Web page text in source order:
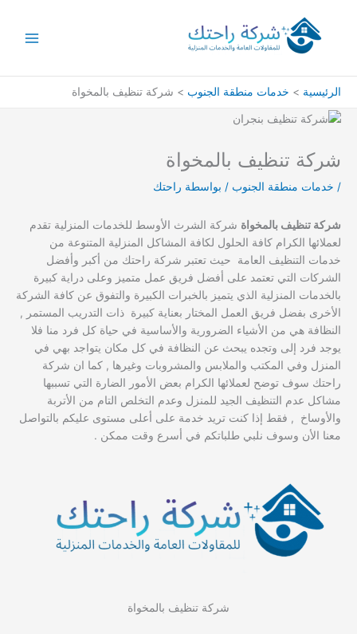
المحتوى
الرئيسية خدمات منطقة الجنوب شركة تنظيف بالمخواة
شركة تنظيف بالمخواة
/ خدمات منطقة الجنوب / بواسطة راحتك
شركة تنظيف بالمخواة شركة الشرث الأوسط للخدمات المنزلية تقدم
لعملائها الكرام كافة الحلول لكافة المشاكل المنزلية المتنوعة من
خدمات التنظيف العامة حيث تعتبر شركة راحتك من أكبر وأفضل
الشركات التي تعتمد على أفضل فريق عمل متميز وعلى دراية كبيرة
بالخدمات المنزلية الذي يتميز بالخبرات الكبيرة والتفوق عن كافة الشركة
الأخرى بفضل فريق العمل المختار بعناية كبيرة ذات التدريب المستمر ,
النظافة هي من الأشياء الضرورية والأساسية في حياة كل فرد منا فلا
يوجد فرد إلى وتجده يبحث عن النظافة في كل مكان يتواجد بهي في
المنزل وفي المكتب والملابس والمشروبات وغيرها , كما ان شركة
راحتك سوف توضح لعملائها الكرام بعض الأمور الضارة التي تسببها
مشاكل عدم التنظيف الجيد للمنزل وعدم التخلص التام من الأتربة
والأوساخ , فقط إذا كنت تريد خدمة على أعلى مستوى عليكم بالتواصل
معنا الأن وسوف نلبي طلباتكم في أسرع وقت ممكن .
شركة تنظيف بالمخواة